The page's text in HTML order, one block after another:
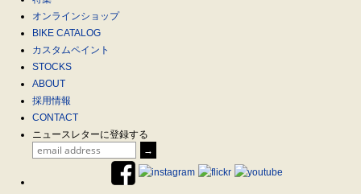
オンラインショップ
BIKE CATALOG
カスタムペイント
STOCKS
ABOUT
採用情報
CONTACT
ニュースレターに登録する